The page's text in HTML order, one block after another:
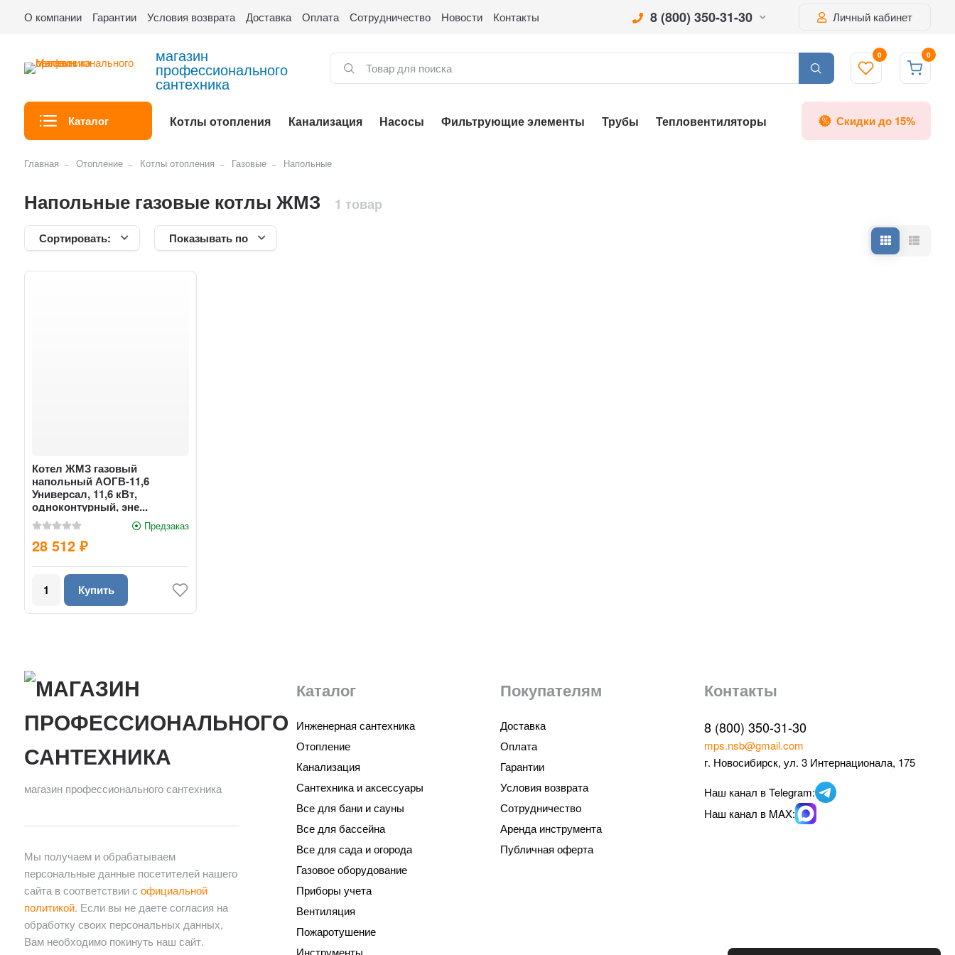
О компании Гарантии Условия возврата Доставка Оплата Сотрудничество Новости Контакты 8 (800) 350-31-30 Личный кабинет
магазин
профессионального
сантехника
0 0
Каталог Котлы отопления Канализация Насосы Фильтрующие элементы Трубы Тепловентиляторы Скидки до 15%
Главная Отопление Котлы отопления Газовые Напольные
Напольные газовые котлы ЖМЗ 1 товар
Сортировать: Показывать по
Котел ЖМЗ газовый
напольный АОГВ-11,6
Универсал, 11,6 кВт,
одноконтурный, эне...
Предзаказ
28 512₽
Купить
магазин профессионального сантехника
Мы получаем и обрабатываем
персональные данные посетителей нашего
сайта в соответствии софициальной
политикой. Если вы не даете согласия на
обработку своих персональных данных,
Вам необходимо покинуть наш сайт.
Каталог
Инженерная сантехника
Отопление
Канализация
Сантехника и аксессуары
Все для бани и сауны
Все для бассейна
Все для сада и огорода
Газовое оборудование
Приборы учета
Вентиляция
Пожаротушение
Инструменты
Покупателям
Доставка
Оплата
Гарантии
Условия возврата
Сотрудничество
Аренда инструмента
Публичная оферта
Контакты
8 (800) 350-31-30
mps.nsb@gmail.com
г. Новосибирск, ул. 3 Интернационала, 175
Наш канал в Telegram:
Наш канал в MAX: